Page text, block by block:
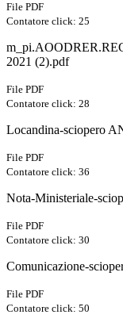
File PDF
Contatore click: 25
2021 (2).pdf
File PDF
Contatore click: 28
Locandina-sciopero
File PDF
Contatore click: 36
Nota-Ministeriale-
File PDF
Contatore click: 30
Comunicazione-
File PDF
Contatore click: 50